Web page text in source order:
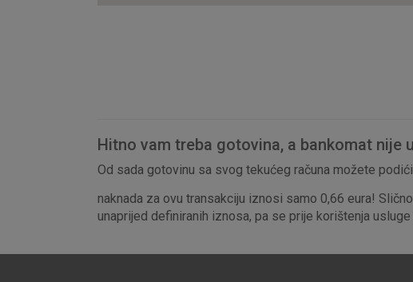
Hitno vam treba gotovina, a bankomat nije
Od sada gotovinu sa svog tekućeg računa možete
naknada za ovu transakciju iznosi samo 0,66 eura!
unaprijed definiranih iznosa, pa se prije korištenja